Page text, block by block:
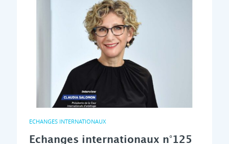
ECHANGES INTERNATIONAUX
Echanges internationaux n°125